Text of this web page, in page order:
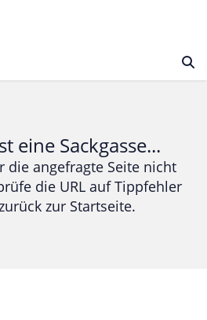
eine Sackgasse...
die angefragte Seite nicht
die URL auf Tippfehler
zur Startseite.